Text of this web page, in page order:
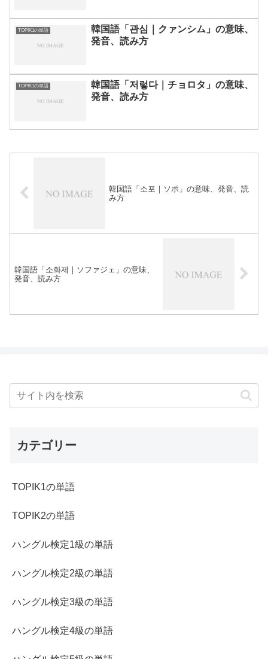
TOPIK1の単語
韓国語「관심｜クァンシム」の意味、
発音、読み方
TOPIK1の単語
韓国語「저렇다｜チョロタ」の意味、
発音、読み方
韓国語「소포｜ソポ」の意味、発音、読
み方
韓国語「소화제｜ソファジェ」の意味、
発音、読み方
カテゴリー
TOPIK1の単語
TOPIK2の単語
ハングル検定1級の単語
ハングル検定2級の単語
ハングル検定3級の単語
ハングル検定4級の単語